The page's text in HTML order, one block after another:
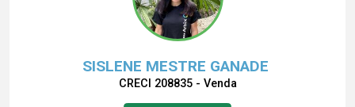
SISLENE MESTRE GANADE
CRECI 208835 - Venda